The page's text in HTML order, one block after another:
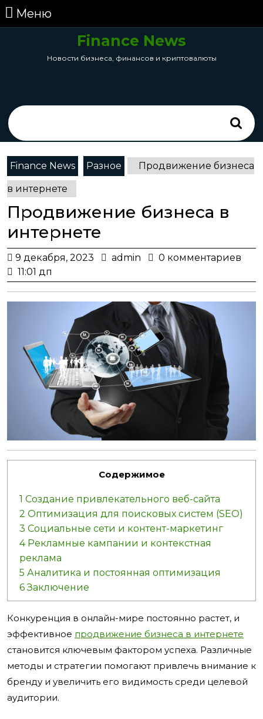
перейти
МенюМеню
Finance News
Новости бизнеса, финансов и криптовалюты
for:
Finance News
Разное Продвижение бизнеса
в интернете
Продвижение бизнеса в
интернете
9 декабря, 2023
9
2023
admin admin
0 комментариев
11:01 дп
Содержимое
1 Создание привлекательного веб-сайта
2 Оптимизация для поисковых систем (SEO)
3 Социальные сети и контент-маркетинг
4Рекламные кампании и контекстная
реклама
5 Аналитика и постоянная оптимизация
6Заключение
Конкуренция в онлайн-мире постоянно растет, и
эффективное продвижение бизнеса в интернете
становится ключевым фактором успеха. Различные
методы и стратегии помогают привлечь внимание к
бренду и увеличить его видимость среди целевой
аудитории.